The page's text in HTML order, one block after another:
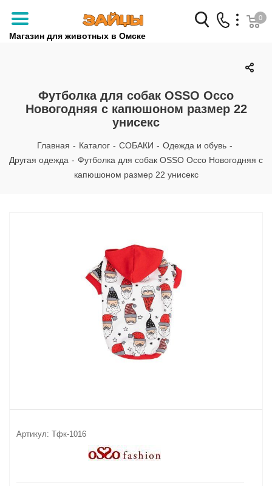
Магазин для животных в Омске
Заказать звонок
+7 (3812) 79-04-04
+7 (950) 959-88-32
0
Футболка для собак OSSO Оссо
Новогодняя с капюшоном размер 22
унисекс
Главная - Каталог - СОБАКИ - Одежда и обувь -
Другая одежда - Футболка для собак OSSO Оссо Новогодняя с
капюшоном размер 22 унисекс
Артикул: Тфк-1016